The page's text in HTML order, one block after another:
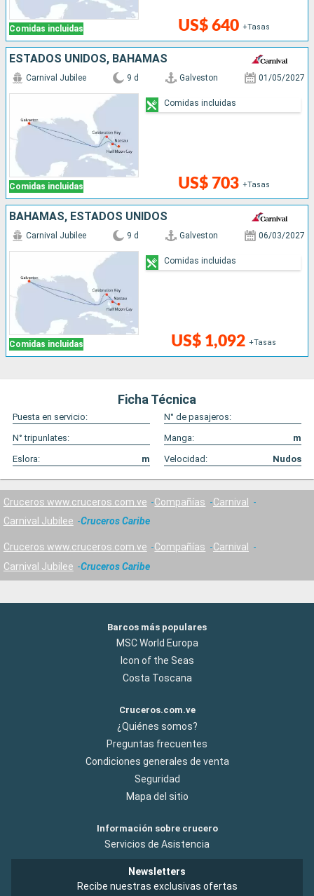
Comidas incluidas US$ 640 +Tasas
ESTADOS UNIDOS, BAHAMAS
Comidas incluidas
Carnival Jubilee 9 d Galveston 01/05/2027
US$ 703 +Tasas
Comidas incluidas
BAHAMAS, ESTADOS UNIDOS
Comidas incluidas
Carnival Jubilee 9 d Galveston 06/03/2027
US$ 1,092 +Tasas
Comidas incluidas
Ficha Técnica
Puesta en servicio:
N° de pasajeros:
N° tripunlates:
Manga:
m
Eslora:
m Velocidad: Nudos
Cruceros www.cruceros.com.ve Compañías
Carnival
Carnival Jubilee
Cruceros Caribe
Cruceros www.cruceros.com.ve Compañías
Carnival
Carnival Jubilee
Cruceros Caribe
Barcos más populares
MSC World Europa
Icon of the Seas
Costa Toscana
Cruceros.com.ve
¿Quiénes somos?
Preguntas frecuentes
Condiciones generales de venta
Seguridad
Mapa del sitio
Información sobre crucero
Servicios de Asistencia
Newsletters
Recibe nuestras exclusivas ofertas